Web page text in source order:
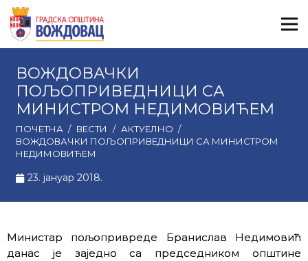
ВОЖДОВАЧКИ
ПОЉОПРИВЕДНИЦИ СА
МИНИСТРОМ НЕДИМОВИЋЕМ
ПОЧЕТНА / ВЕСТИ / АКТУЕЛНО /
ВОЖДОВАЧКИ ПОЉОПРИВЕДНИЦИ СА МИНИСТРОМ
НЕДИМОВИЋЕМ
23. јануар 2018.
Министар пољопривреде Бранислав Недимовић
данас је заједно са председником општине